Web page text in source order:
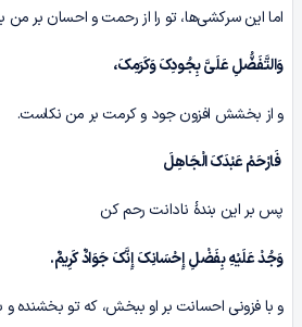
اما این سرکشی‌ها، تو را از رحمت و احسان بر من
وَالتَّفَضُّلِ عَلَیَّ بِجُودِکَ وَکَرَمِکَ،
و از بخشش افزون جود و کرمت بر من نکاست.
فَارْحَمْ عَبْدَکَ الْجَاهِلَ
پس بر این بندۀ نادانت رحم کن
وَجُدْ عَلَیْهِ بِفَضْلِ إِحْسَانِکَ إِنَّکَ جَوَادٌ کَرِیمٌ.
و با فزونی احسانت بر او ببخش، که تو بخشنده و